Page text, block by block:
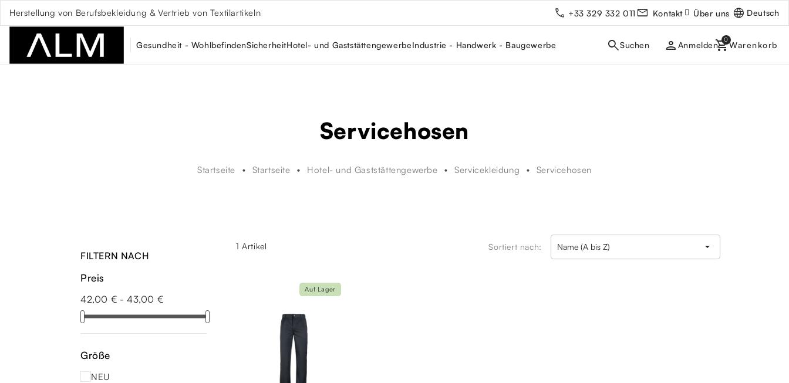
Herstellung von Berufsbekleidung & Vertrieb von Textilartikeln +33 329 332 011 Kontakt Über uns Deutsch
Gesundheit - WohlbefindenSicherheitHotel- und GaststättengewerbeIndustrie - Handwerk - Baugewerbe person Anmelden
Servicehosen
Startseite Startseite Hotel- und Gaststättengewerbe Servicekleidung Servicehosen
FILTERN NACH
Preis
42,00 € - 43,00 €
Größe
NEU
1 Artikel Sortiert nach: Name (A bis Z) 
Auf Lager